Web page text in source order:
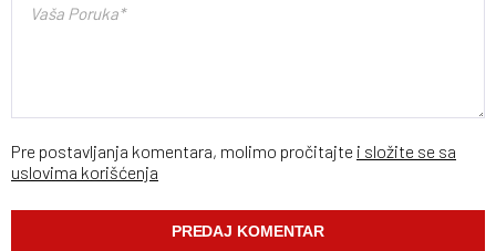
Pre postavljanja komentara, molimo pročitajte i složite se sa
uslovima korišćenja